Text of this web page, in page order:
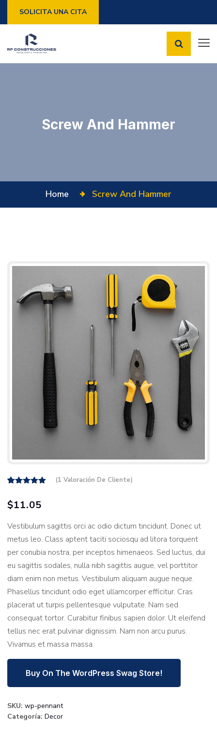
SOLICITA UNA CITA
Screw And Hammer
Home Screw And Hammer
5 basado
de cliente
(1 Valoración De Cliente)
$11.05
Vestibulum sagittis orci ac odio dictum tincidunt. Donec ut
metus leo. Class aptent taciti sociosqu ad litora torquent
per conubia nostra, per inceptos himenaeos. Sed luctus, dui
eu sagittis sodales, nulla nibh sagittis augue, vel porttitor
diam enim non metus. Vestibulum aliquam augue neque.
Phasellus tincidunt odio eget ullamcorper efficitur. Cras
placerat ut turpis pellentesque vulputate. Nam sed
consequat tortor. Curabitur finibus sapien dolor. Ut eleifend
tellus nec erat pulvinar dignissim. Nam non arcu purus.
Vivamus et massa massa.
Buy On The WordPress Swag Store!
SKU: wp-pennant
Categoría: Decor